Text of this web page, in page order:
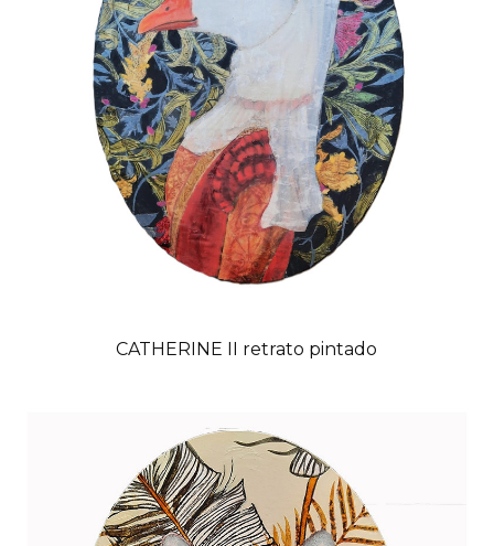
CATHERINE II retrato pintado